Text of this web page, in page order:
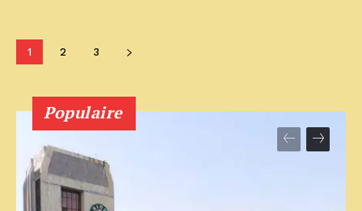
1 2 3
Populaire